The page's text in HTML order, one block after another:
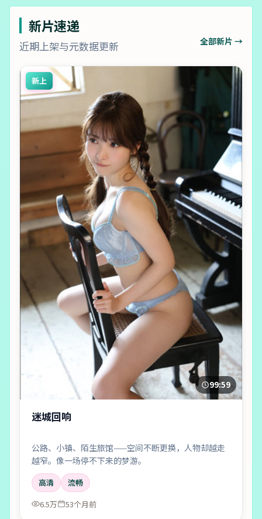
新片速递
近期上架与元数据更新 全部新片 →
新上
99:59
迷城回响
公路、小镇、陌生旅馆——空间不断更换，人物却越走
越窄。像一场停不下来的梦游。
高清
流畅
6.5万
53个月前